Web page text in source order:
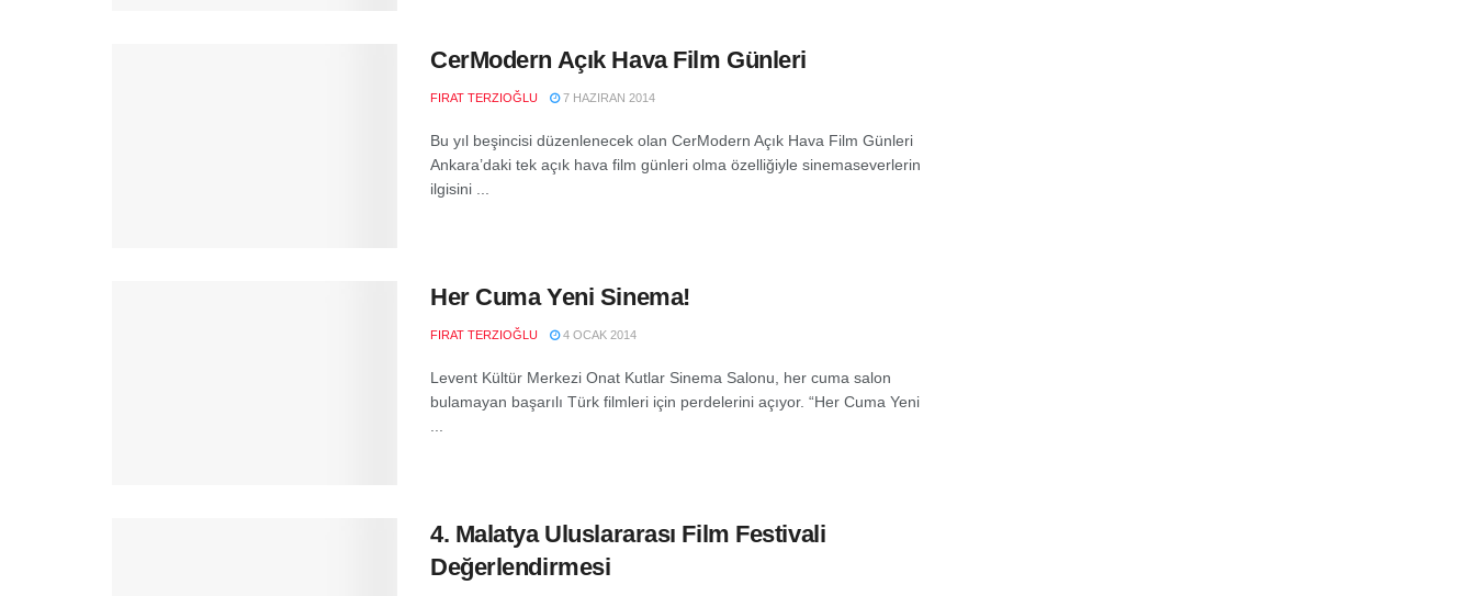
CerModern Açık Hava Film Günleri
FIRAT TERZIOĞLU 7 HAZIRAN 2014
Bu yıl beşincisi düzenlenecek olan CerModern Açık Hava Film Günleri
Ankara’daki tek açık hava film günleri olma özelliğiyle sinemaseverlerin
ilgisini ...
Her Cuma Yeni Sinema!
FIRAT TERZIOĞLU 4 OCAK 2014
Levent Kültür Merkezi Onat Kutlar Sinema Salonu, her cuma salon
bulamayan başarılı Türk filmleri için perdelerini açıyor. “Her Cuma Yeni
4. Malatya Uluslararası Film Festivali
Değerlendirmesi